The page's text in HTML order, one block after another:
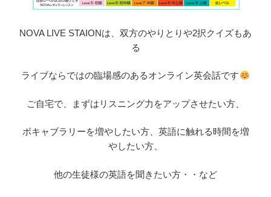
NOVA LIVE STAIONは、双方のやりとりや2択クイズもあ
る
ライブならではの臨場感のあるオンライン英会話です
ご自宅で、まずはリスニング力をアップさせたい方、
ボキャブラリーを増やしたい方、英語に触れる時間を増
やしたい方、
他の生徒様の英語を聞きたい方・・など